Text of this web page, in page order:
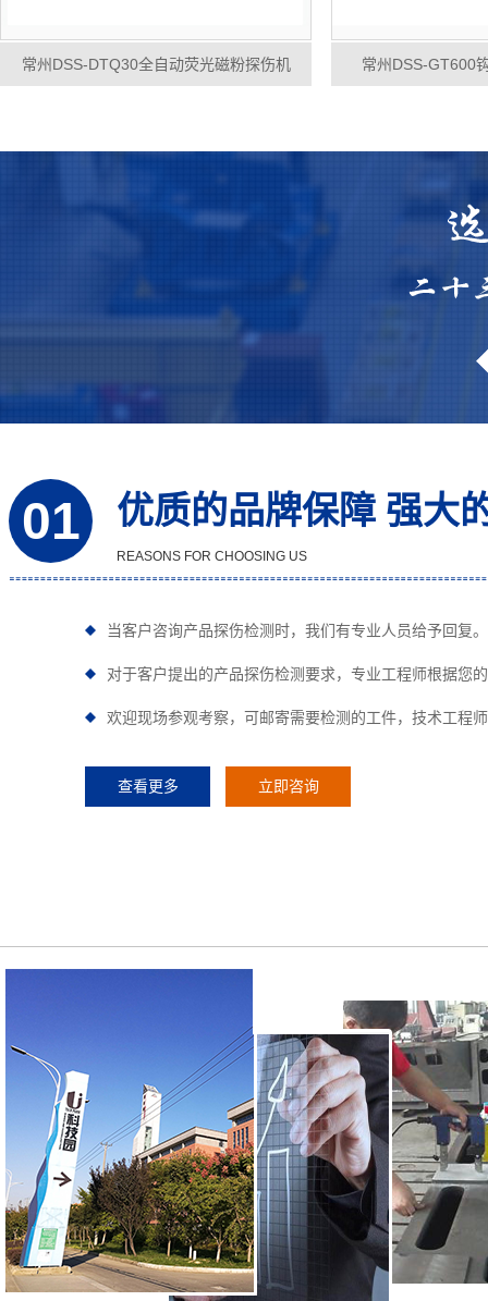
常州DSS-DTQ30全自动荧光磁粉探伤机 常州DSS-GT600
01 优质的品牌保障 强大
REASONS FOR CHOOSING US
当客户咨询产品探伤检测时，我们有专业人员给予回复。
对于客户提出的产品探伤检测要求，专业工程师根据您
欢迎现场参观考察，可邮寄需要检测的工件，技术工程
查看更多 立即咨询